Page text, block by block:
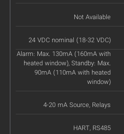
Not Available
24 VDC nominal (18-32 VDC)
Alarm: Max. 130mA (160mA with
heated window), Standby: Max.
90mA (110mA with heated
window)
4-20 mA Source, Relays
HART, RS485